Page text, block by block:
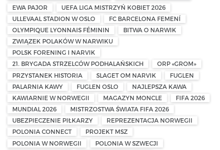
EWA PAJOR
UEFA LIGA MISTRZYŃ KOBIET 2026
ULLEVAAL STADION W OSLO
FC BARCELONA FEMENÍ
OLYMPIQUE LYONNAIS FÉMININ
BITWA O NARWIK
ZWIĄZEK POLAKÓW W NARWIKU
POLSK FORENING I NARVIK
21. BRYGADA STRZELCÓW PODHALAŃSKICH
ORP «GROM»
PRZYSTANEK HISTORIA
SLAGET OM NARVIK
FUGLEN
PALARNIA KAWY
FUGLEN OSLO
NAJLEPSZA KAWA
KAWIARNIE W NORWEGII
MAGAZYN MONCLE
FIFA 2026
MUNDIAL 2026
MISTRZOSTWA ŚWIATA FIFA 2026
UBEZPIECZENIE PIŁKARZY
REPREZENTACJA NORWEGII
POLONIA CONNECT
PROJEKT MSZ
POLONIA W NORWEGII
POLONIA W SZWECJI